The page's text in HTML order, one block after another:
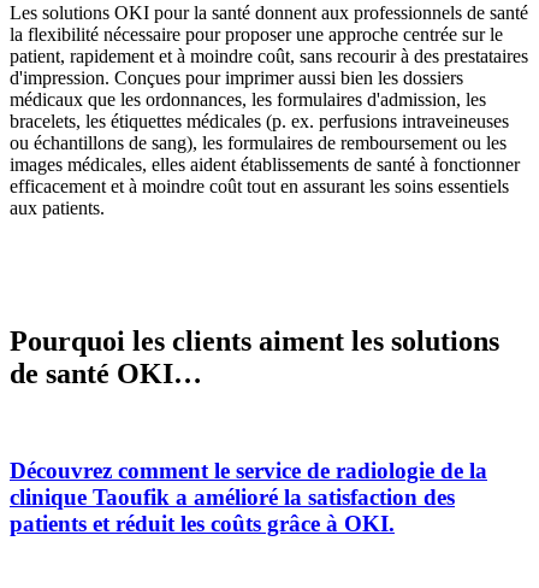
Les solutions OKI pour la santé donnent aux professionnels de santé
la flexibilité nécessaire pour proposer une approche centrée sur le
patient, rapidement et à moindre coût, sans recourir à des prestataires
d'impression. Conçues pour imprimer aussi bien les dossiers
médicaux que les ordonnances, les formulaires d'admission, les
bracelets, les étiquettes médicales (p. ex. perfusions intraveineuses
ou échantillons de sang), les formulaires de remboursement ou les
images médicales, elles aident établissements de santé à fonctionner
efficacement et à moindre coût tout en assurant les soins essentiels
aux patients.
Pourquoi les clients aiment les solutions
de santé OKI…
Découvrez comment le service de radiologie de la
clinique Taoufik a amélioré la satisfaction des
patients et réduit les coûts grâce à OKI.